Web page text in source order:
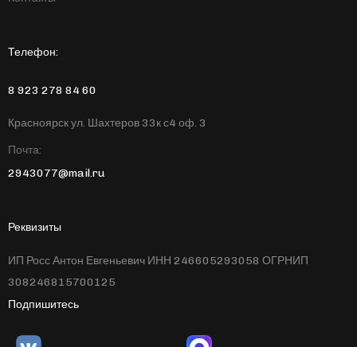
Телефон:
8 923 278 84 60
Красноярск ул. Шахтеров 33к с4 оф. 3
Почта:
2943077@mail.ru
Реквизиты
ИП Росс Антон Евгеньевич ИНН 246605293058 ОГРНИП
308246815700125
Подпишитесь